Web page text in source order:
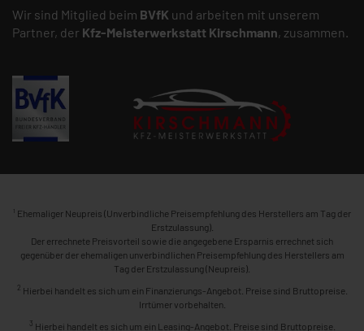
Wir sind Mitglied beim BVfK und arbeiten mit unserem
Partner, der Kfz-Meisterwerkstatt Kirschmann, zusammen.
1 Ehemaliger Neupreis (Unverbindliche Preisempfehlung des Herstellers am Tag der
Erstzulassung).
Der errechnete Preisvorteil sowie die angegebene Ersparnis errechnet sich
gegenüber der ehemaligen unverbindlichen Preisempfehlung des Herstellers am
Tag der Erstzulassung (Neupreis).
2 Hierbei handelt es sich um ein Finanzierungs-Angebot. Preise sind Bruttopreise.
Irrtümer vorbehalten.
3 Hierbei handelt es sich um ein Leasing-Angebot. Preise sind Bruttopreise.